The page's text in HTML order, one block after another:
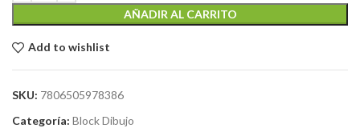
AÑADIR AL CARRITO
Add to wishlist
SKU: 7806505978386
Categoría: Block Dibujo